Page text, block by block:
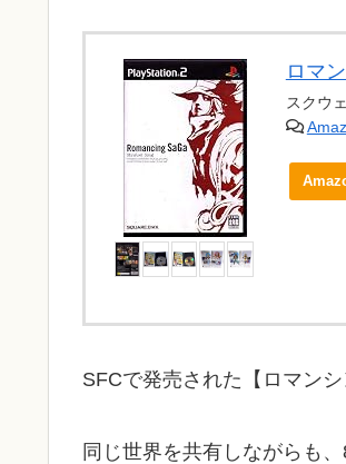
ロマ
スクウ
SFCで発売された【ロマン
同じ世界を共有しながらも